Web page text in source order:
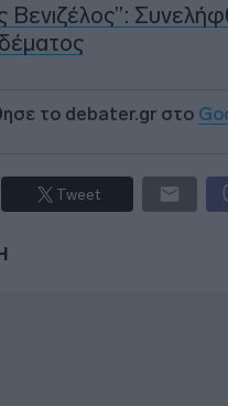
Βενιζέλος”:
το debater.gr στο
Tweet